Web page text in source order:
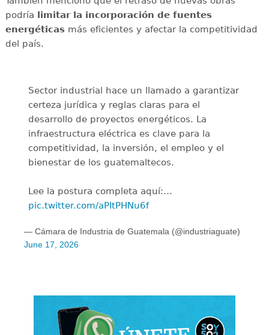
podría limitar la incorporación de fuentes
energéticasmás eficientes y afectar la competitividad
del país.
Sector industrial hace un llamado a garantizar
certeza jurídica y reglas claras para el
desarrollo de proyectos energéticos. La
infraestructura eléctrica es clave para la
competitividad, la inversión, el empleo y el
bienestar de los guatemaltecos.
Lee la postura completa aquí:…
pic.twitter.com/aPItPHNu6f
— Cámara de Industria de Guatemala (@industriaguate)
June 17, 2026